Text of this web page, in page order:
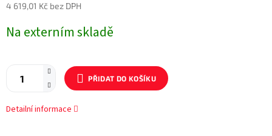
4 619,01 Kč bez DPH
cena:
Na externím skladě
PŘIDAT DO KOŠÍKU
Detailní informace